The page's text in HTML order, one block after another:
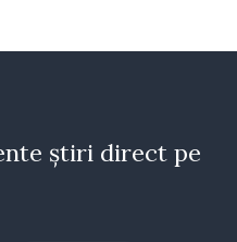
știri direct pe